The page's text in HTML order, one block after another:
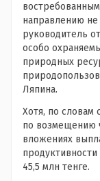
направлению
руководитель
особо
природных
Ляпина.
Хотя, по словам
по возмещению
вложениях
45,5 млн тенге.